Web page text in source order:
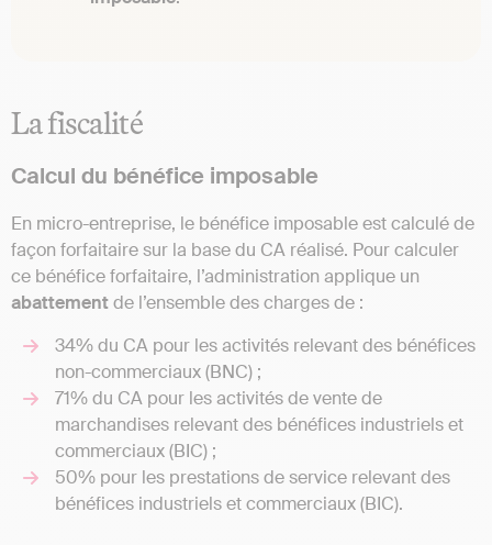
La fiscalité
Calcul du bénéfice imposable
En micro-entreprise, le bénéfice imposable est calculé de
façon forfaitaire sur la base du CA réalisé. Pour calculer
ce bénéfice forfaitaire, l’administration applique un
abattementde l’ensemble des charges de :
34% du CA pour les activités relevant des bénéfices
non-commerciaux (BNC) ;
71% du CA pour les activités de vente de
marchandises relevant des bénéfices industriels et
commerciaux (BIC) ;
50% pour les prestations de service relevant des
bénéfices industriels et commerciaux (BIC).